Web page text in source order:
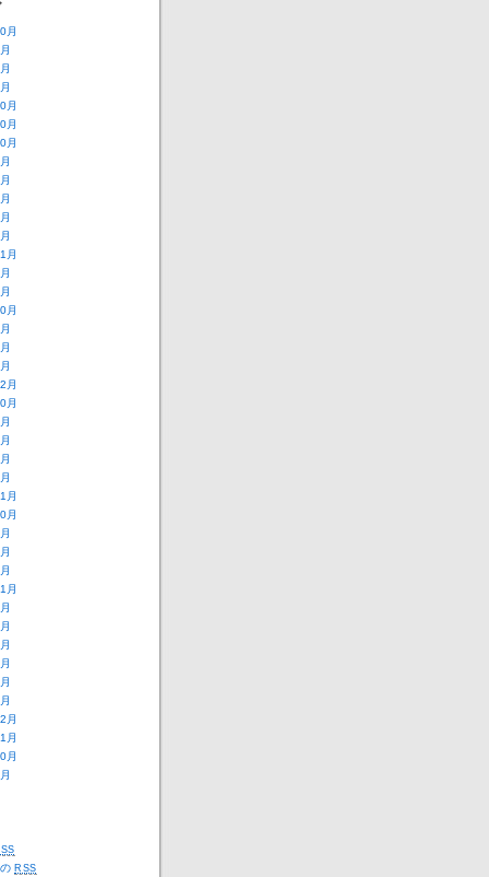
月
月
月
月
月
月
月
月
月
月
月
月
月
月
RSS